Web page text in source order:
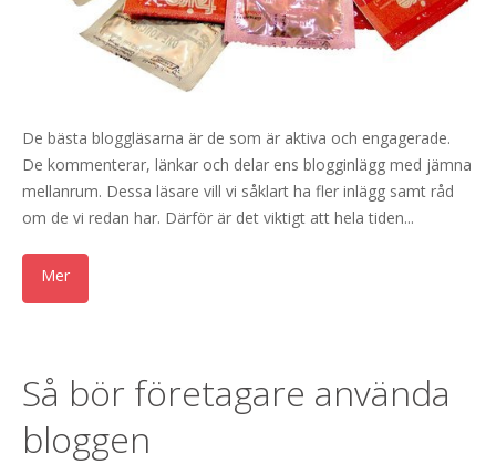
De bästa bloggläsarna är de som är aktiva och engagerade.
De kommenterar, länkar och delar ens blogginlägg med jämna
mellanrum. Dessa läsare vill vi såklart ha fler inlägg samt råd
om de vi redan har. Därför är det viktigt att hela tiden...
Så bör företagare använda
bloggen